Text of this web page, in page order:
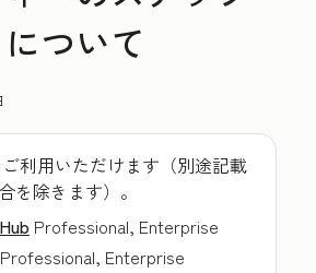
ついて
利用いただけます（別途記載
を除きます）。
Professional, Enterprise
Professional, Enterprise